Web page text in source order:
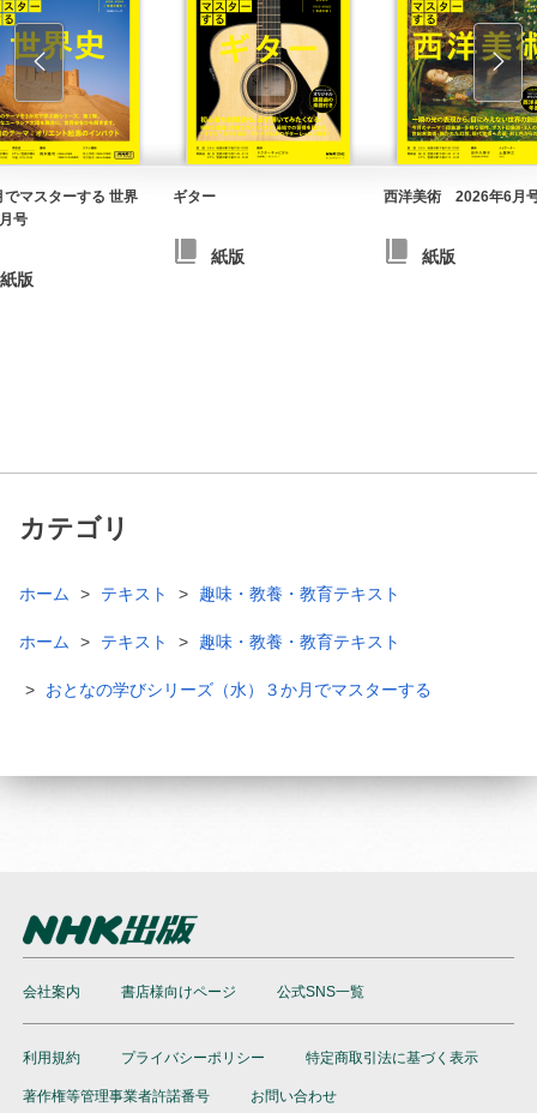
でマスターする 世界
号
紙版
ギター
紙版
西洋美術 2026年6月
紙版
カテゴリ
ホーム テキスト 趣味・教養・教育テキスト
ホーム テキスト 趣味・教養・教育テキスト
おとなの学びシリーズ（水）３か月でマスターする
会社案内 書店様向けページ 公式SNS一覧
利用規約 プライバシーポリシー 特定商取引法に基づく表示
著作権等管理事業者許諾番号 お問い合わせ